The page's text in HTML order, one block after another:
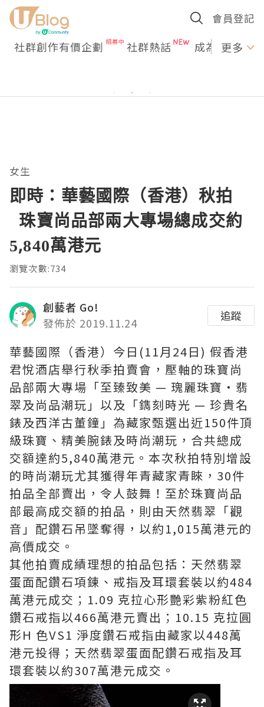
會員登記
社群創作有價企劃 社群熱話 成為U更多
女生
即時：華藝國際（香港）秋拍
珠寶尚品部兩大專場總成交約
5,840萬港元
瀏覽次數:734
創藝者 Go!
發佈於 2019.11.24
追蹤
華藝國際（香港）今日(11月24日) 假香港
君悅酒店舉行秋季拍賣會，壓軸的珠寶尚
品部兩大專場「至臻致美 — 瑰麗珠寶‧翡
翠及尚品潮玩」以及「鐫刻時光 — 珍貴名
錶及西洋古董鐘」為藏家甄選出近150件頂
級珠寶、精美腕錶及時尚潮玩，合共總成
交額達約5,840萬港元。本次秋拍特別增設
的時尚潮玩尤其獲得年青藏家青睞，30件
拍品全部賣出，令人鼓舞！至於珠寶尚品
部最高成交額的拍品，則由天然翡翠「觀
音」配鑽石吊墜奪得，以約1,015萬港元的
高價成交。
其他拍賣成績理想的拍品包括：天然翡翠
蛋面配鑽石項鍊、戒指及耳環套裝以約484
萬港元成交；1.09 克拉心形艷彩紫粉紅色
鑽石戒指以466萬港元賣出；10.15 克拉圓
形H 色VS1 淨度鑽石戒指由藏家以448萬
港元投得；天然翡翠蛋面配鑽石戒指及耳
環套裝以約307萬港元成交。